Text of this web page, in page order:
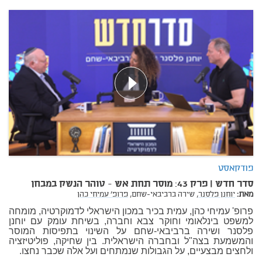
פודקאסט
סדר חדש | פרק 43: מוסר תחת אש - טוהר הנשק במבחן
מאת:יוחנן פלסנר, שירה ברביבאי-שחם, פרופ' עמיחי כהן
פרופ' עמיחי כהן, עמית בכיר במכון הישראלי לדמוקרטיה, מומחה
למשפט בינלאומי וחוקר צבא וחברה, בשיחת עומק עם יוחנן
פלסנר ושירה ברביבאי-שחם על השינוי בתפיסות המוסר
והמשמעת בצה"ל ובחברה הישראלית. בין שחיקה, פוליטיזציה
ולחצים מבצעיים, על הגבולות שנמתחים ועל אלה שכבר נחצו.